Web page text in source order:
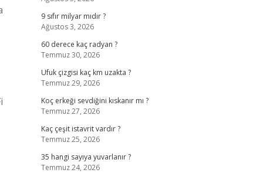
9 sıfır milyar mıdır ?
Ağustos 3, 2026
60 derece kaç radyan ?
Temmuz 30, 2026
Ufuk çizgisi kaç km uzakta ?
Temmuz 29, 2026
Koç erkeği sevdiğini kıskanır mı ?
Temmuz 27, 2026
Kaç çeşit istavrit vardır ?
Temmuz 25, 2026
35 hangi sayıya yuvarlanır ?
Temmuz 24, 2026